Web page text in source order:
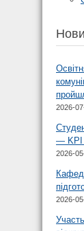
2026-
— KPI
2026-
2026-